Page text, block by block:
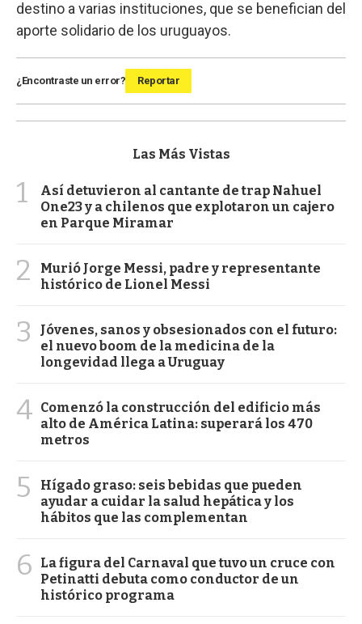
destino a varias instituciones, que se benefician del
aporte solidario de los uruguayos.
¿Encontraste un error? Reportar
Las Más Vistas
1
Así detuvieron al cantante de trap Nahuel
One23 y a chilenos que explotaron un cajero
en Parque Miramar
2
Murió Jorge Messi, padre y representante
histórico de Lionel Messi
3
Jóvenes, sanos y obsesionados con el futuro:
el nuevo boom de la medicina de la
longevidad llega a Uruguay
4 Comenzó la construcción del edificio más
alto de América Latina: superará los 470
metros
5
Hígado graso: seis bebidas que pueden
ayudar a cuidar la salud hepática y los
hábitos que las complementan
6
La figura del Carnaval que tuvo un cruce con
Petinatti debuta como conductor de un
histórico programa